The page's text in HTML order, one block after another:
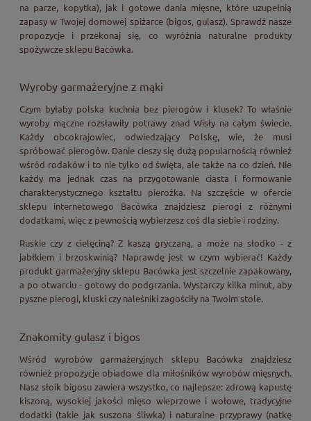
na parze, kopytka), jak i gotowe dania mięsne, które uzupełnią
zapasy w Twojej domowej spiżarce (bigos, gulasz). Sprawdź nasze
propozycje i przekonaj się, co wyróżnia naturalne produkty
spożywcze sklepu Bacówka.
Wyroby garmażeryjne z mąki
Czym byłaby polska kuchnia bez pierogów i klusek? To właśnie
wyroby mączne rozsławiły potrawy znad Wisły na całym świecie.
Każdy obcokrajowiec, odwiedzający Polskę, wie, że musi
spróbować pierogów. Danie cieszy się dużą popularnością również
wśród rodaków i to nie tylko od święta, ale także na co dzień. Nie
każdy ma jednak czas na przygotowanie ciasta i formowanie
charakterystycznego kształtu pierożka. Na szczęście w ofercie
sklepu internetowego Bacówka znajdziesz pierogi z różnymi
dodatkami, więc z pewnością wybierzesz coś dla siebie i rodziny.
Ruskie czy z cielęciną? Z kaszą gryczaną, a może na słodko - z
jabłkiem i brzoskwinią? Naprawdę jest w czym wybierać! Każdy
produkt garmażeryjny sklepu Bacówka jest szczelnie zapakowany,
a po otwarciu - gotowy do podgrzania. Wystarczy kilka minut, aby
pyszne pierogi, kluski czy naleśniki zagościły na Twoim stole.
Znakomity gulasz i bigos
Wśród wyrobów garmażeryjnych sklepu Bacówka znajdziesz
również propozycje obiadowe dla miłośników wyrobów mięsnych.
Nasz słoik bigosu zawiera wszystko, co najlepsze: zdrową kapustę
kiszoną, wysokiej jakości mięso wieprzowe i wołowe, tradycyjne
dodatki (takie jak suszona śliwka) i naturalne przyprawy (natkę